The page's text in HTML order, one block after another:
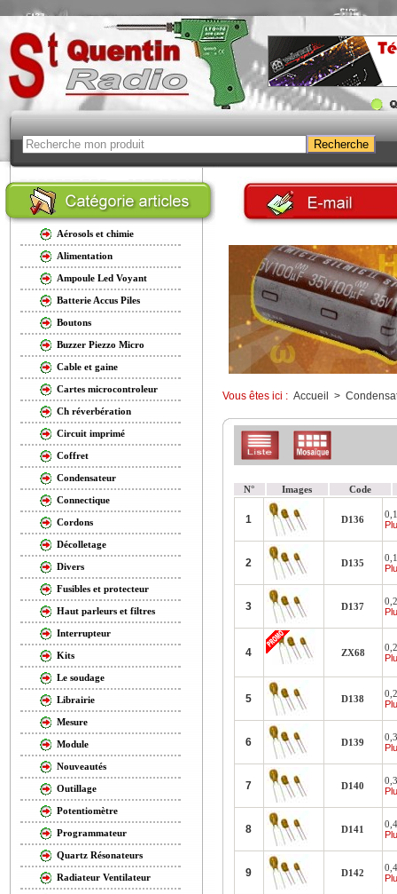
Aérosols et chimie
Alimentation
Ampoule Led Voyant
Batterie Accus Piles
Boutons
Buzzer Piezzo Micro
Cable et gaine
Cartes microcontroleur
Ch réverbération
Circuit imprimé
Coffret
Condensateur
Connectique
Cordons
Décolletage
Divers
Fusibles et protecteur
Haut parleurs et filtres
Interrupteur
Kits
Le soudage
Librairie
Mesure
Module
Nouveautés
Outillage
Potentiomètre
Programmateur
Quartz Résonateurs
Radiateur Ventilateur
Vous êtes ici : Accueil >
N° Images Code
1 D136
2 D135
3 D137
4 ZX68
5 D138
6 D139
7 D140
8 D141
9 D142